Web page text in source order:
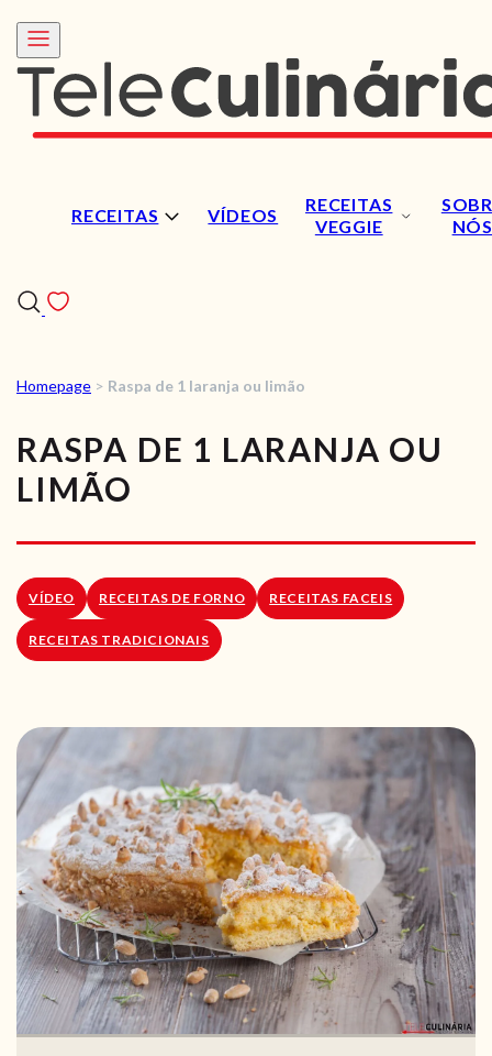
RECEITAS VÍDEOS
RECEITAS
VEGGIE
NÓS
RECEITAS
VÍDEOS
LOJA ONLINE
Homepage > Raspa de 1 laranja ou limão
RASPA DE 1 LARANJA OU
LIMÃO
VÍDEO RECEITAS DE FORNO RECEITAS FACEIS
RECEITAS TRADICIONAIS